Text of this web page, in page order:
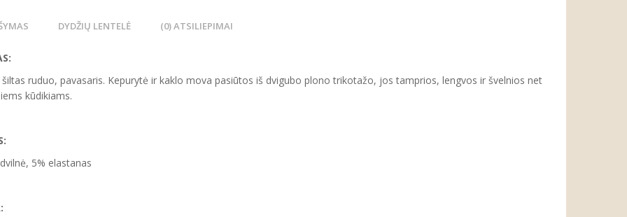
DYDŽIŲ LENTELĖ (0) ATSILIEPIMAI
ruduo, pavasaris. Kepurytė ir kaklo mova pasiūtos iš dvigubo plono trikotažo, jos tamprios, lengvos ir švelnios net
kūdikiams.
5% elastanas